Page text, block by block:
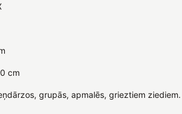
cm
grupās, apmalēs, grieztiem ziediem.